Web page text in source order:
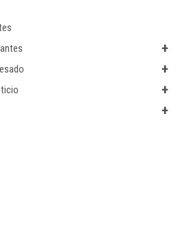
+
+
+
+